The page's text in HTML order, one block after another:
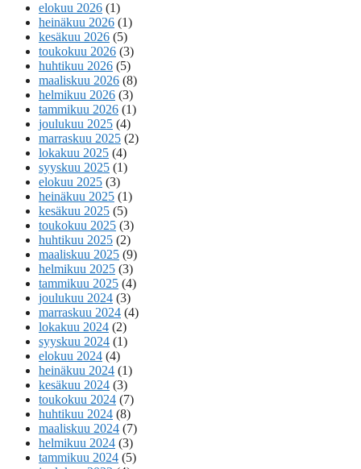
elokuu 2026 (1)
heinäkuu 2026 (1)
kesäkuu 2026 (5)
toukokuu 2026 (3)
huhtikuu 2026 (5)
maaliskuu 2026 (8)
helmikuu 2026 (3)
tammikuu 2026 (1)
joulukuu 2025 (4)
marraskuu 2025 (2)
lokakuu 2025 (4)
syyskuu 2025 (1)
elokuu 2025 (3)
heinäkuu 2025 (1)
kesäkuu 2025 (5)
toukokuu 2025 (3)
huhtikuu 2025 (2)
maaliskuu 2025 (9)
helmikuu 2025 (3)
tammikuu 2025 (4)
joulukuu 2024 (3)
marraskuu 2024 (4)
lokakuu 2024 (2)
syyskuu 2024 (1)
elokuu 2024 (4)
heinäkuu 2024 (1)
kesäkuu 2024 (3)
toukokuu 2024 (7)
huhtikuu 2024 (8)
maaliskuu 2024 (7)
helmikuu 2024 (3)
tammikuu 2024 (5)